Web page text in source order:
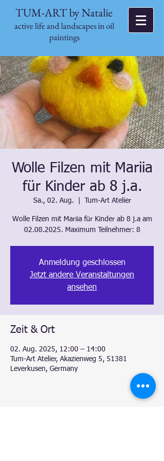
TUM-ART by Natalie
active life and landscapes in oil
paintings
Wolle Filzen mit Mariia
für Kinder ab 8 j.a.
Sa., 02. Aug. Tum-Art Atelier
Wolle Filzen mit Mariia für Kinder ab 8 j.a am
02.08.2025. Maximum Teilnehmer: 8
Anmeldung geschlossen
Jetzt andere Veranstaltungen
ansehen
Zeit & Ort
02. Aug. 2025, 12:00 – 14:00
Tum-Art Atelier, Akazienweg 5, 51381
Leverkusen, Germany